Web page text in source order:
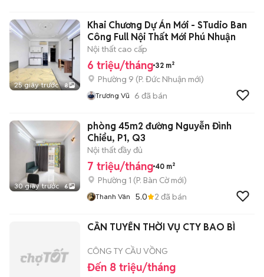
25 giây trước 8
Khai Chương Dự Án Mới - STudio Ban
Công Full Nội Thất Mới Phú Nhuận
Nội thất cao cấp
6 triệu/tháng 32 m²
Phường 9 (P. Đức Nhuận mới)
Trương Vũ 6 đã bán
30 giây trước 6
phòng 45m2 đường Nguyễn Đình
Chiểu, P1, Q3
Nội thất đầy đủ
7 triệu/tháng 40 m²
Phường 1 (P. Bàn Cờmới)
Thanh Vân 5.0 2 đã bán
CẦN TUYỂN THỜI VỤ CTY BAO BÌ
CÔNG TY CẦU VỒNG
Đến 8 triệu/tháng